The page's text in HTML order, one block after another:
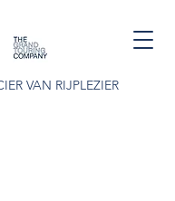
VAN RIJPLEZIER